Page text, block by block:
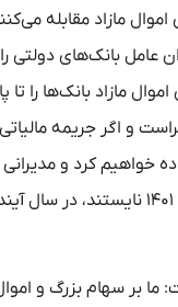
مازاد مقابله
عامل بانک‌های دولتی
مازاد بانک‌ها را تا
و اگر جریمه
خواهیم کرد و
مازاد بانک‌ها در سال ۱۴۰۱
ما بر سهام بزرگ و